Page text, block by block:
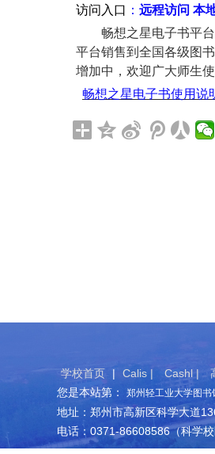
访问入口 ： 远程访问 本
畅想之星电子书平台
平台销售到全国各级图
增加中， 欢迎广大师生使
畅想之星电子书使用说
学校首页 | Calis | Cashl |
您是本站第： 郑州轻工业大学图
地址：郑州市高新区科学大道
电话：0371-86608586（科学